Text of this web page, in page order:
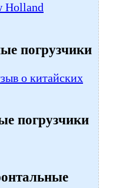
Holland
погрузчики
о китайских
погрузчики